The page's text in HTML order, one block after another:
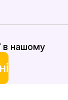
в нашому